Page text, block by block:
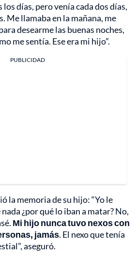
días, pero venía cada dos días,
Me llamaba en la mañana, me
desearme las buenas noches,
me sentía. Ese era mi hijo”.
PUBLICIDAD
la memoria de su hijo: “Yo le
¿por qué lo iban a matar? No,
Mi hijo nunca tuvo nexos con
jamás. El nexo que tenía
aseguró.